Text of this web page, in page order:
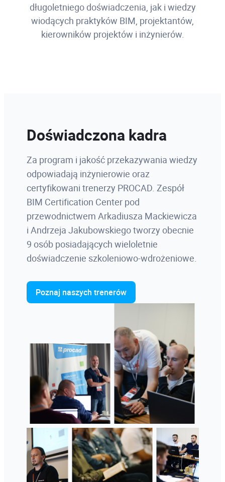
długoletniego doświadczenia, jak i wiedzy
wiodących praktyków BIM, projektantów,
kierowników projektów i inżynierów.
Doświadczona kadra
Za program i jakość przekazywania wiedzy
odpowiadają inżynierowie oraz
certyfikowani trenerzy PROCAD. Zespół
BIM Certification Center pod
przewodnictwem Arkadiusza Mackiewicza
i Andrzeja Jakubowskiego tworzy obecnie
9 osób posiadających wieloletnie
doświadczenie szkoleniowo-wdrożeniowe.
Poznaj naszych trenerów